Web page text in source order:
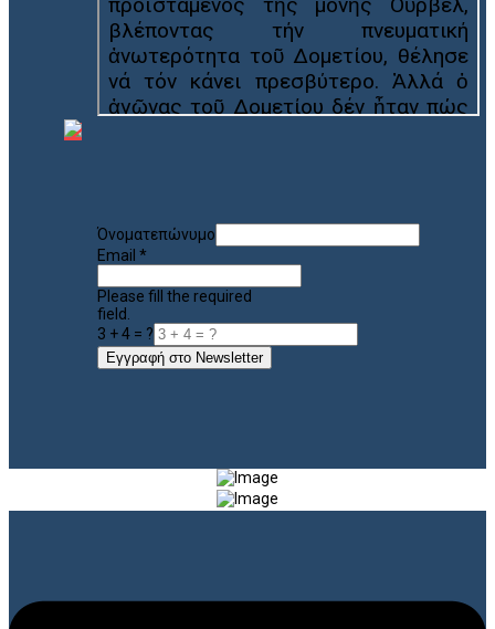
Όνοματεπώνυμο
Email *
Please fill the required
field.
3 + 4 = ?
Εγγραφή στο Newsletter